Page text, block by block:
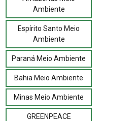
Ambiente
Espírito Santo Meio
Ambiente
Paraná Meio Ambiente
Bahia Meio Ambiente
Minas Meio Ambiente
GREENPEACE